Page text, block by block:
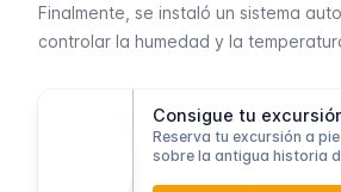
Finalmente, se instaló un sistema
controlar la humedad y la
Reserva tu excursión a
sobre la antigua historia